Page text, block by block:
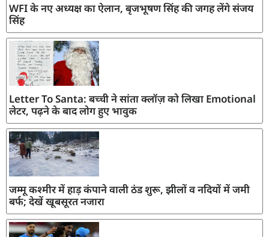
WFI के नए अध्यक्ष का ऐलान, बृजभूषण सिंह की जगह लेंगे संजय
सिंह
Letter To Santa: बच्ची ने सांता क्लॉज़ को लिखा Emotional
लेटर, पढ़ने के बाद लोग हुए भावुक
जम्मू कश्मीर में हाड़ कंपाने वाली ठंड शुरू, झीलों व नदियों में जमी
बर्फ; देखें खूबसूरत नजारा